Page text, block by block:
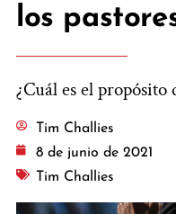
los
¿Cuál es el propósito
Tim Challies
8 de junio de 2021
Tim Challies